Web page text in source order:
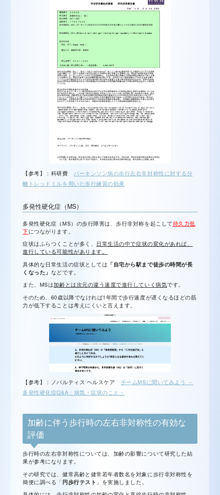
【参考】：科研費パーキンソン病の歩行左右非対称性に対する分
離トレッドミルを用いた歩行練習の効果
多発性硬化症（MS）
多発性硬化症（MS）の歩行障害は、歩行非対称を起こして持久力低
下につながります。
症状はふらつくことが多く、 日常生活の中で症状の変化があれば、
進行している可能性があります。
具体的な日常生活の症状としては 「自宅から駅まで徒歩の時間が長
くなった」 などです。
また、MSは加齢とは次元の違う速度で進行していく病気です。
そのため、60歳以降でなければ1年間で歩行速度が遅くなるほどの筋
力が低下することは考えにくいと言えます。
【参考】：ノバルティス ヘルスケア チームMSに聞いてみよう －
多発性硬化症Q&A：病気・症状のこと－
加齢に伴う歩行時の左右非対称性の有効な
評価
歩行時の左右非対称性については、加齢の影響について研究した結
果が参考になります。
その研究では、健常高齢と健常若年者数名を対象に歩行非対称性を
簡便に調べる「 円歩行テスト 」を実施しました。